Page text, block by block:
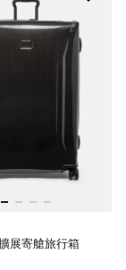
展寄艙旅行箱